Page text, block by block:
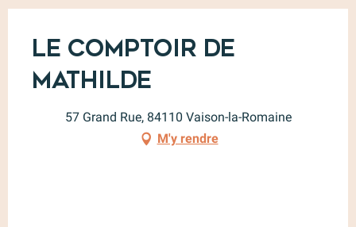
Le Comptoir de
Mathilde
57 Grand Rue, 84110 Vaison-la-Romaine
M'y rendre